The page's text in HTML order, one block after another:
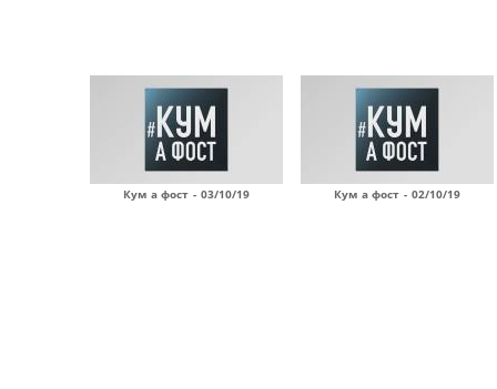
Кум а фост - 03/10/19 Кум а фост - 02/10/19